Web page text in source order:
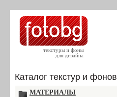
текстуры и фоны
для дизайна
Каталог текстур и фонов
МАТЕРИАЛЫ